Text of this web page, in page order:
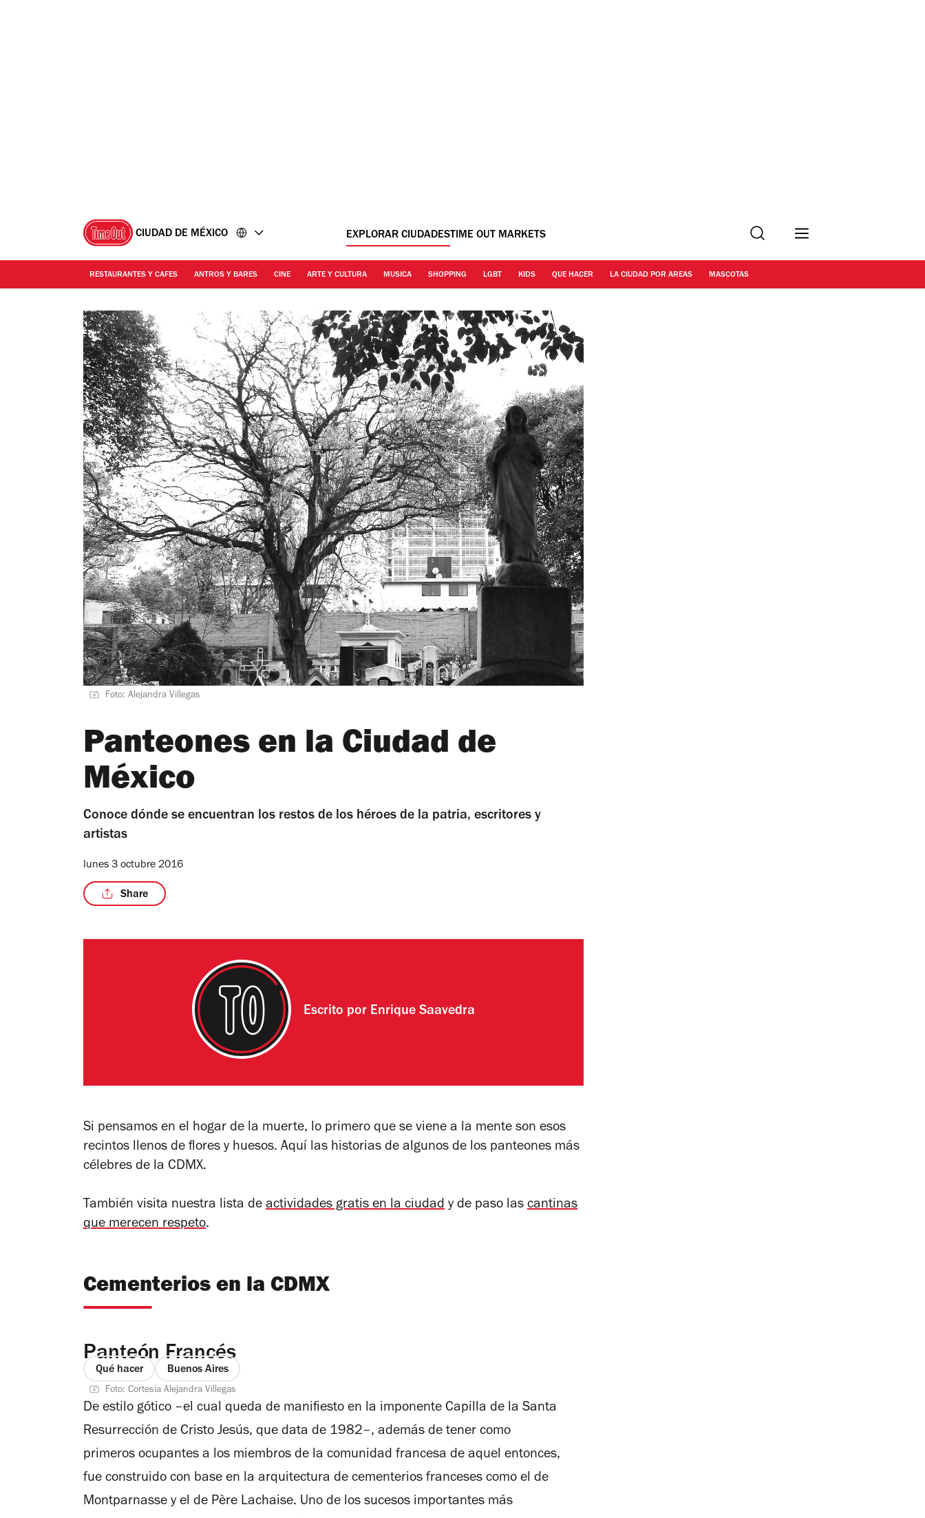
CIUDAD DE MÉXICO EXPLORAR CIUDADESTIME OUT MARKETS Buscar
RESTAURANTES Y CAFES ANTROS Y BARES CINE ARTE Y CULTURA MUSICA SHOPPING LGBT KIDS QUE HACER LA CIUDAD POR AREAS MASCOTAS
Foto: Alejandra Villegas
Panteones en la Ciudad de
México
Conoce dónde se encuentran los restos de los héroes de la patria, escritores y
artistas
lunes 3 octubre 2016
Share
Escrito por Enrique Saavedra
Si pensamos en el hogar de la muerte, lo primero que se viene a la mente son esos
recintos llenos de flores y huesos. Aquí las historias de algunos de los panteones más
célebres de la CDMX.
También visita nuestra lista de actividades gratis en la ciudad y de paso las cantinas
que merecen respeto.
Cementerios en la CDMX
Panteón Francés
Qué hacer Buenos Aires
Foto: Cortesía Alejandra Villegas
De estilo gótico –el cual queda de manifiesto en la imponente Capilla de la Santa
Resurrección de Cristo Jesús, que data de 1982–, además de tener como
primeros ocupantes a los miembros de la comunidad francesa de aquel entonces,
fue construido con base en la arquitectura de cementerios franceses como el de
Montparnasse y el de Père Lachaise. Uno de los sucesos importantes más